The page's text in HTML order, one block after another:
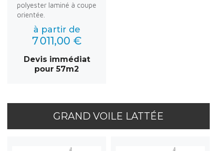
polyester laminé à coupe
orientée.
à partir de
7 011,00 €
Devis immédiat
pour 57m2
GRAND VOILE LATTÉE